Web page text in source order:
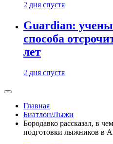
2 дня спустя
Guardian:
способа
лет
2 дня спустя
Главная
Биатлон/Лыжи
Бородавко рассказал, в
подготовки лыжников в